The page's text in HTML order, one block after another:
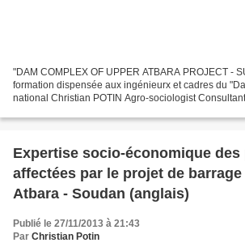
"DAM COMPLEX OF UPPER ATBARA PROJECT -
formation dispensée aux ingénieurx et cadres du
national Christian POTIN Agro-sociologist
Expertise socio-économique
affectées par le projet de
Atbara - Soudan (anglais)
Publié le 27/11/2013 à 21:43
Par Christian Potin